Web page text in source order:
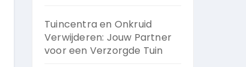
Tuincentra en Onkruid
Verwijderen: Jouw Partner
voor een Verzorgde Tuin